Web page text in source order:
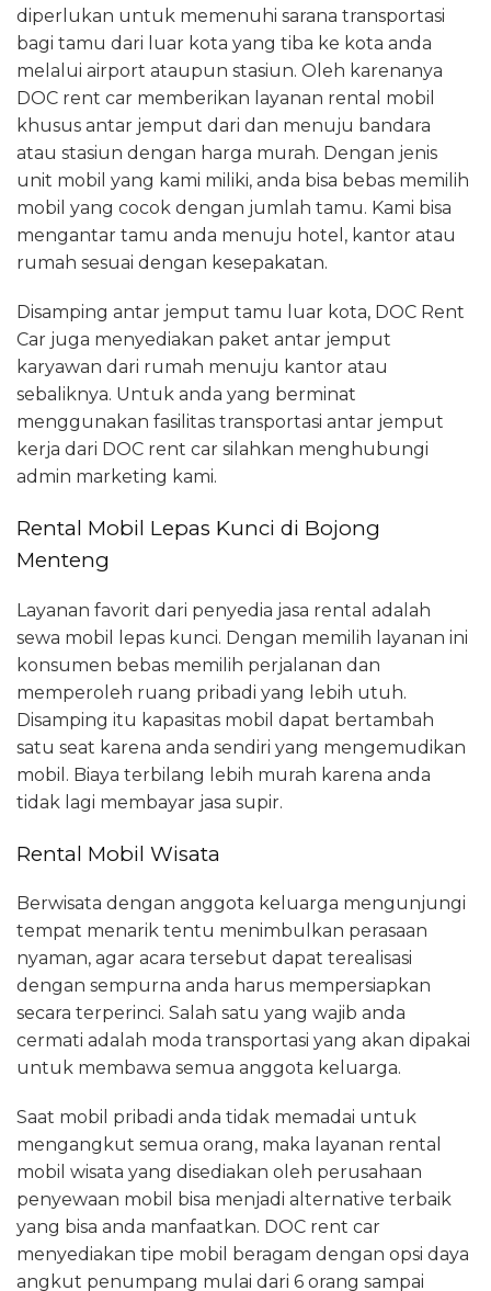
diperlukan untuk memenuhi sarana transportasi
bagi tamu dari luar kota yang tiba ke kota anda
melalui airport ataupun stasiun. Oleh karenanya
DOC rent car memberikan layanan rental mobil
khusus antar jemput dari dan menuju bandara
atau stasiun dengan harga murah. Dengan jenis
unit mobil yang kami miliki, anda bisa bebas memilih
mobil yang cocok dengan jumlah tamu. Kami bisa
mengantar tamu anda menuju hotel, kantor atau
rumah sesuai dengan kesepakatan.
Disamping antar jemput tamu luar kota, DOC Rent
Car juga menyediakan paket antar jemput
karyawan dari rumah menuju kantor atau
sebaliknya. Untuk anda yang berminat
menggunakan fasilitas transportasi antar jemput
kerja dari DOC rent car silahkan menghubungi
admin marketing kami.
Rental Mobil Lepas Kunci di Bojong
Menteng
Layanan favorit dari penyedia jasa rental adalah
sewa mobil lepas kunci. Dengan memilih layanan ini
konsumen bebas memilih perjalanan dan
memperoleh ruang pribadi yang lebih utuh.
Disamping itu kapasitas mobil dapat bertambah
satu seat karena anda sendiri yang mengemudikan
mobil. Biaya terbilang lebih murah karena anda
tidak lagi membayar jasa supir.
Rental Mobil Wisata
Berwisata dengan anggota keluarga mengunjungi
tempat menarik tentu menimbulkan perasaan
nyaman, agar acara tersebut dapat terealisasi
dengan sempurna anda harus mempersiapkan
secara terperinci. Salah satu yang wajib anda
cermati adalah moda transportasi yang akan dipakai
untuk membawa semua anggota keluarga.
Saat mobil pribadi anda tidak memadai untuk
mengangkut semua orang, maka layanan rental
mobil wisata yang disediakan oleh perusahaan
penyewaan mobil bisa menjadi alternative terbaik
yang bisa anda manfaatkan. DOC rent car
menyediakan tipe mobil beragam dengan opsi daya
angkut penumpang mulai dari 6 orang sampai